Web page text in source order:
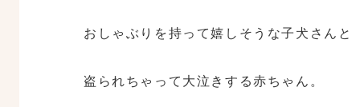
おしゃぶりを持って嬉しそうな子犬さんと
盗られちゃって大泣きする赤ちゃん。